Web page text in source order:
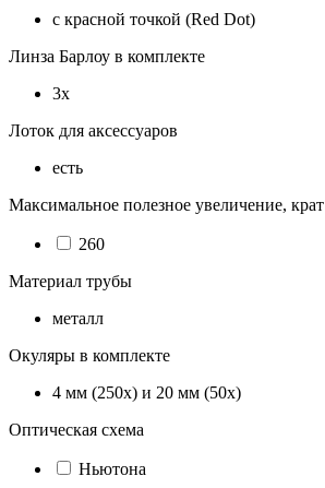
с красной точкой (Red Dot)
Линза Барлоу в комплекте
3x
Лоток для аксессуаров
есть
Максимальное полезное увеличение, крат
260
Материал трубы
металл
Окуляры в комплекте
4 мм (250х) и 20 мм (50х)
Оптическая схема
Ньютона